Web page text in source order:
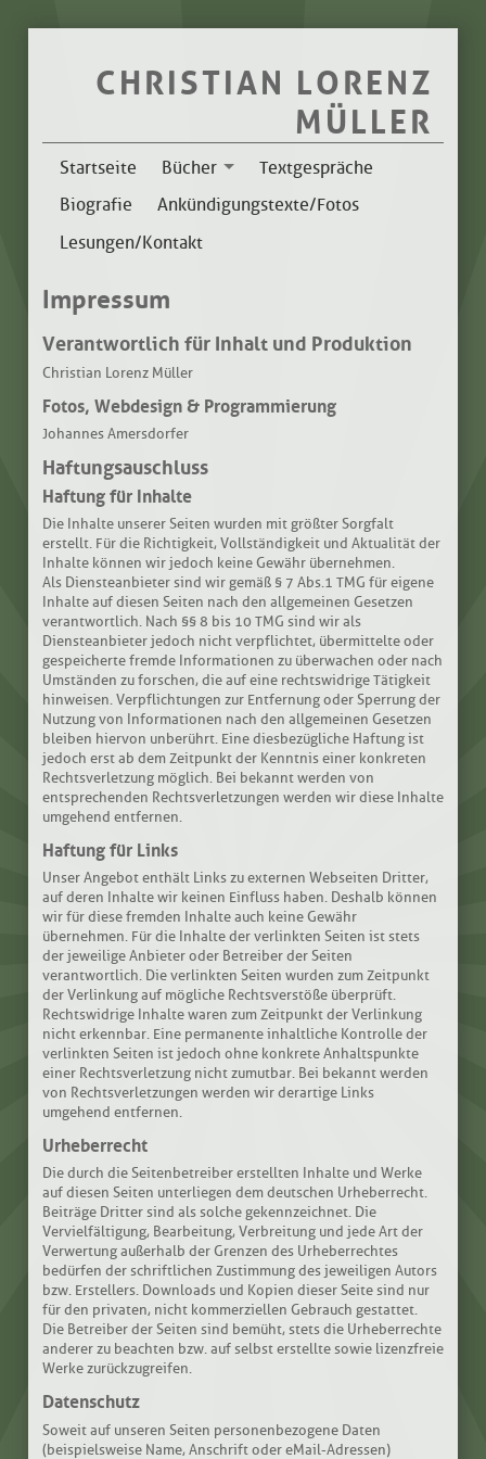
CHRISTIAN LORENZ
MÜLLER
Startseite Bücher
Textgespräche
Biografie
Ankündigungstexte/Fotos
Lesungen/Kontakt
Impressum
Verantwortlich für Inhalt und Produktion
Christian Lorenz Müller
Fotos, Webdesign & Programmierung
Johannes Amersdorfer
Haftungsauschluss
Haftung für Inhalte
Die Inhalte unserer Seiten wurden mit größter Sorgfalt
erstellt. Für die Richtigkeit, Vollständigkeit und Aktualität der
Inhalte können wir jedoch keine Gewähr übernehmen.
Als Diensteanbieter sind wir gemäß § 7 Abs.1 TMG für eigene
Inhalte auf diesen Seiten nach den allgemeinen Gesetzen
verantwortlich. Nach §§ 8 bis 10 TMG sind wir als
Diensteanbieter jedoch nicht verpflichtet, übermittelte oder
gespeicherte fremde Informationen zu überwachen oder nach
Umständen zu forschen, die auf eine rechtswidrige Tätigkeit
hinweisen. Verpflichtungen zur Entfernung oder Sperrung der
Nutzung von Informationen nach den allgemeinen Gesetzen
bleiben hiervon unberührt. Eine diesbezügliche Haftung ist
jedoch erst ab dem Zeitpunkt der Kenntnis einer konkreten
Rechtsverletzung möglich. Bei bekannt werden von
entsprechenden Rechtsverletzungen werden wir diese Inhalte
umgehend entfernen.
Haftung für Links
Unser Angebot enthält Links zu externen Webseiten Dritter,
auf deren Inhalte wir keinen Einfluss haben. Deshalb können
wir für diese fremden Inhalte auch keine Gewähr
übernehmen. Für die Inhalte der verlinkten Seiten ist stets
der jeweilige Anbieter oder Betreiber der Seiten
verantwortlich. Die verlinkten Seiten wurden zum Zeitpunkt
der Verlinkung auf mögliche Rechtsverstöße überprüft.
Rechtswidrige Inhalte waren zum Zeitpunkt der Verlinkung
nicht erkennbar. Eine permanente inhaltliche Kontrolle der
verlinkten Seiten ist jedoch ohne konkrete Anhaltspunkte
einer Rechtsverletzung nicht zumutbar. Bei bekannt werden
von Rechtsverletzungen werden wir derartige Links
umgehend entfernen.
Urheberrecht
Die durch die Seitenbetreiber erstellten Inhalte und Werke
auf diesen Seiten unterliegen dem deutschen Urheberrecht.
Beiträge Dritter sind als solche gekennzeichnet. Die
Vervielfältigung, Bearbeitung, Verbreitung und jede Art der
Verwertung außerhalb der Grenzen des Urheberrechtes
bedürfen der schriftlichen Zustimmung des jeweiligen Autors
bzw. Erstellers. Downloads und Kopien dieser Seite sind nur
für den privaten, nicht kommerziellen Gebrauch gestattet.
Die Betreiber der Seiten sind bemüht, stets die Urheberrechte
anderer zu beachten bzw. auf selbst erstellte sowie lizenzfreie
Werke zurückzugreifen.
Datenschutz
Soweit auf unseren Seiten personenbezogene Daten
(beispielsweise Name, Anschrift oder eMail-Adressen)